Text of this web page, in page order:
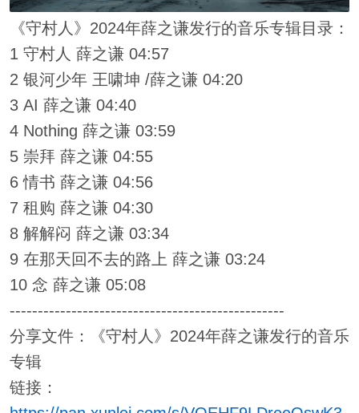
《守村人》2024年薛之谦发行的音乐专辑目录：
1 守村人 薛之谦 04:57
2 银河少年 王啸坤 /薛之谦 04:20
3 AI 薛之谦 04:40
4 Nothing 薛之谦 03:59
5 崇拜 薛之谦 04:55
6 情书 薛之谦 04:56
7 租购 薛之谦 04:30
8 解解闷 薛之谦 03:34
9 在那天回不去的路上 薛之谦 03:24
10 念 薛之谦 05:08
-------------------------------------------------
分享文件：《守村人》2024年薛之谦发行的音乐
专辑
链接：